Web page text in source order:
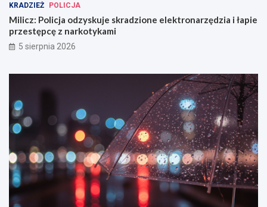
KRADZIEŻ POLICJA
Milicz: Policja odzyskuje skradzione elektronarzędzia i łapie
przestępcę z narkotykami
5 sierpnia 2026